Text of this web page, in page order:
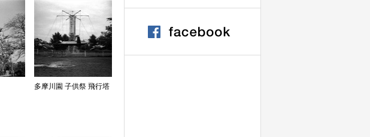
多摩川園 子供祭 飛行塔